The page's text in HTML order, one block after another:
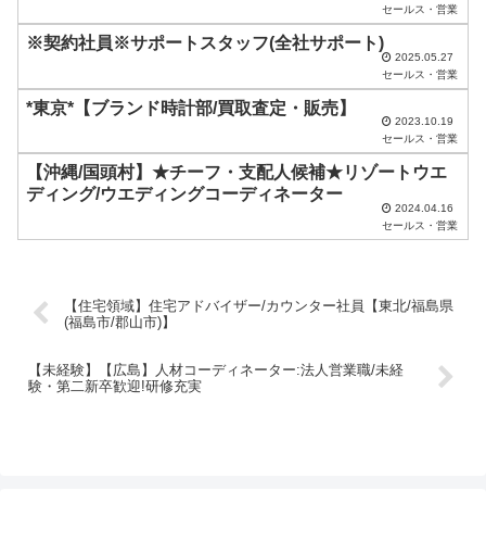
て
だ
。
セールス・営業
※契約社員※サポートスタッフ(全社サポート)
2025.05.27
セールス・営業
*東京*【ブランド時計部/買取査定・販売】
2023.10.19
セールス・営業
【沖縄/国頭村】★チーフ・支配人候補★リゾートウエ
ディング/ウエディングコーディネーター
2024.04.16
セールス・営業
【住宅領域】住宅アドバイザー/カウンター社員【東北/福島県
(福島市/郡山市)】
【未経験】【広島】人材コーディネーター:法人営業職/未経
験・第二新卒歓迎!研修充実